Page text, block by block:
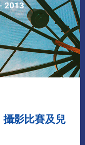
2013
攝影比賽及兒